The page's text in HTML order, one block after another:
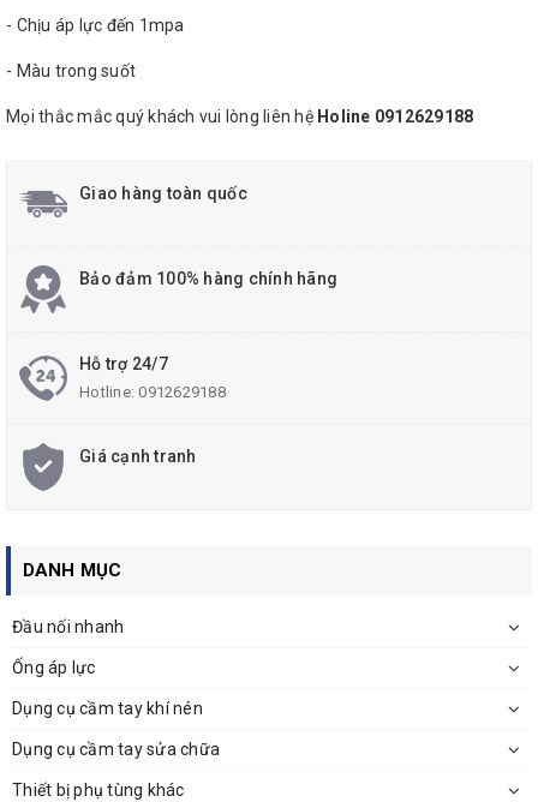
- Chịu áp lực đến 1mpa
- Màu trong suốt
Mọi thắc mắc quý khách vui lòng liên hệ Holine 0912629188
Giao hàng toàn quốc
Bảo đảm 100% hàng chính hãng
Hỗ trợ 24/7
Hotline:0912629188
Giá cạnh tranh
DANH MỤC
Đầu nối nhanh
Ống áp lực
Dụng cụ cầm tay khí nén
Dụng cụ cầm tay sửa chữa
Thiết bị phụ tùng khác